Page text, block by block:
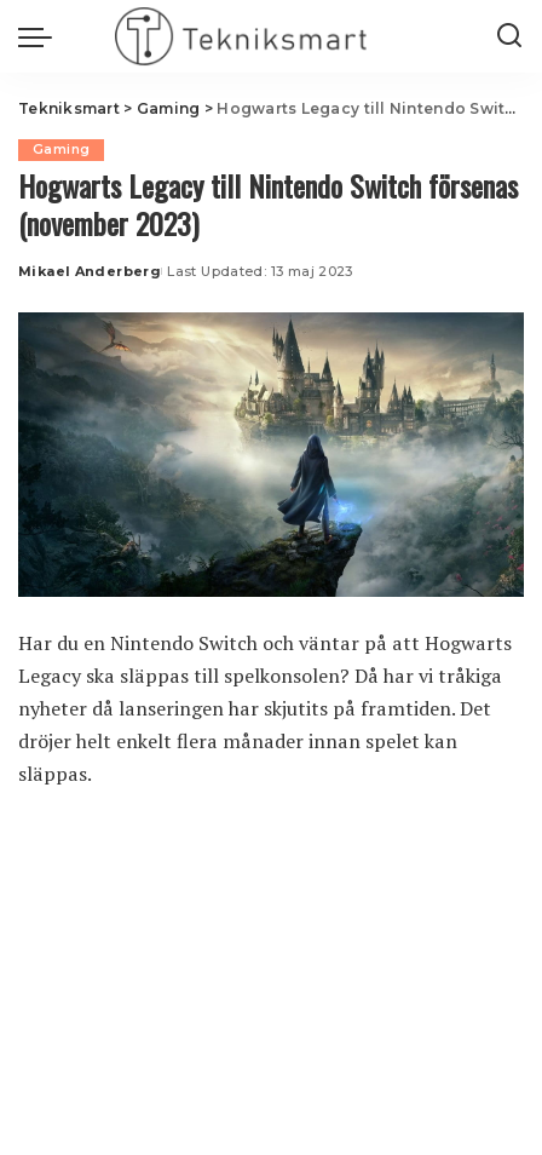
Tekniksmart> Gaming > Hogwarts Legacy till Nintendo Switch försenas (november 2023)
Gaming
Hogwarts Legacy till Nintendo Switch försenas
(november 2023)
Posted
Mikael Anderberg Last Updated: 13 maj 2023
Har du en Nintendo Switch och väntar på att Hogwarts
Legacy ska släppas till spelkonsolen? Då har vi tråkiga
nyheter då lanseringen har skjutits på framtiden. Det
dröjer helt enkelt flera månader innan spelet kan
släppas.